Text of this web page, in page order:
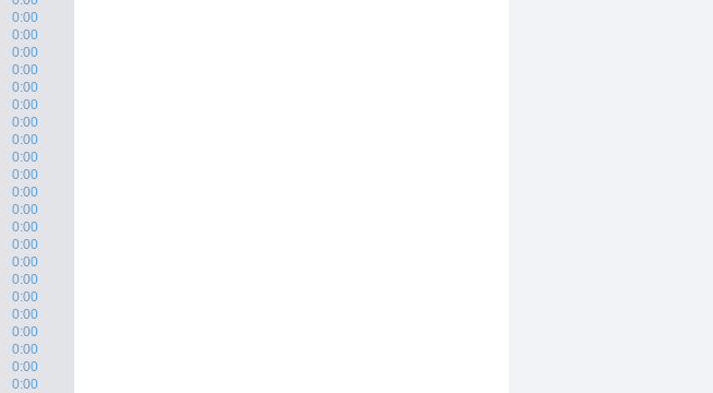
0:00
0:00
0:00
0:00
0:00
0:00
0:00
0:00
0:00
0:00
0:00
0:00
0:00
0:00
0:00
0:00
0:00
0:00
0:00
0:00
0:00
0:00